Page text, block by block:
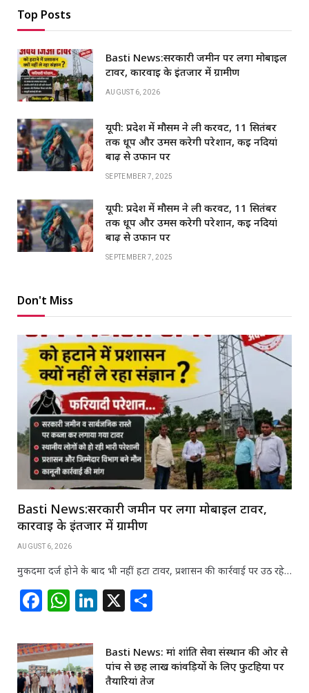
Top Posts
Basti News:सरकारी जमीन पर लगा मोबाइल
टावर, कार्रवाई के इंतजार में ग्रामीण
AUGUST 6, 2026
यूपी: प्रदेश में मौसम ने ली करवट, 11 सितंबर
तक धूप और उमस करेगी परेशान, कई नदियां
बाढ़ से उफान पर
SEPTEMBER 7, 2025
यूपी: प्रदेश में मौसम ने ली करवट, 11 सितंबर
तक धूप और उमस करेगी परेशान, कई नदियां
बाढ़ से उफान पर
SEPTEMBER 7, 2025
Don't Miss
Basti News:सरकारी जमीन पर लगा मोबाइल टावर,
कार्रवाई के इंतजार में ग्रामीण
AUGUST 6, 2026
मुकदमा दर्ज होने के बाद भी नहीं हटा टावर, प्रशासन की कार्रवाई पर उठ रहे…
F
c
e
W
at
s
Li
k
e
X
ar
e
Basti News: मां शांति सेवा संस्थान की ओर से
पांच से छह लाख कांवड़ियों के लिए फुटहिया पर
तैयारियां तेज